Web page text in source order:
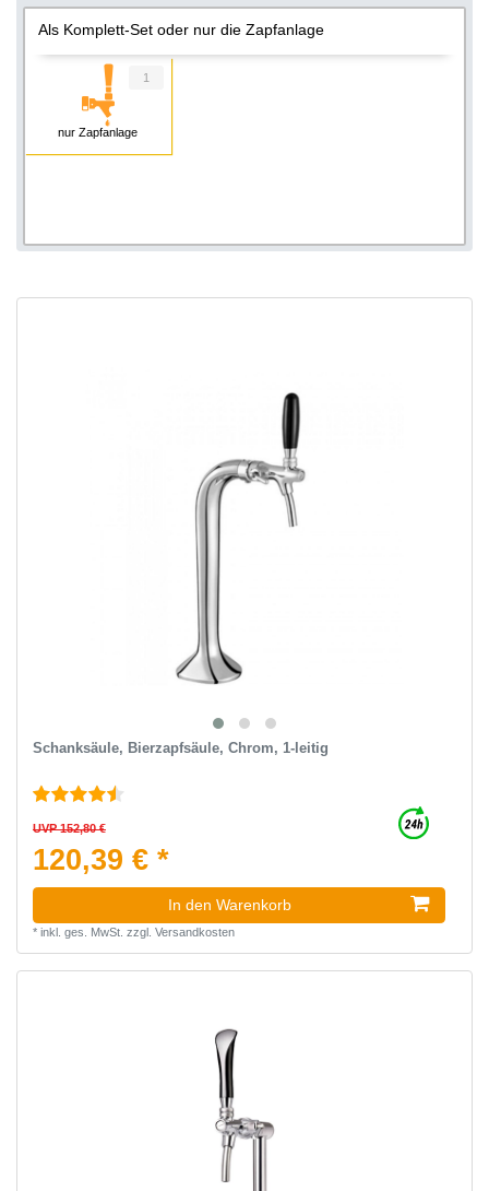
Als Komplett-Set oder nur die Zapfanlage
nur Zapfanlage
1
Schanksäule, Bierzapfsäule, Chrom, 1-leitig
UVP 152,80 €
120,39 € *
In den Warenkorb
* inkl. ges. MwSt. zzgl. Versandkosten